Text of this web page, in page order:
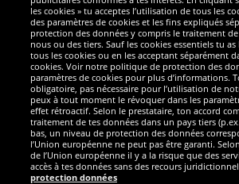
Réseaux sociaux
les cookies » tu acceptes l’utilisation de tous les
des paramètres de cookies et les fins expliqués
protection des données y compris le traitement
nous ou des tiers. Sauf les cookies essentiels tu
tous les cookies ou en les acceptant séparément
cookies. Voir notre politique de protection des
paramètres de cookies pour plus d’informations.
obligatoire, pas nécessaire pour l’utilisation de
peux à tout moment le révoquer dans les
effet rétroactif. Selon le prestataire, ton accord
traitement de tes données dans un pays tiers
bas, un niveau de protection des données
l’Union européenne ne peut pas être garanti.
de l’Union européenne il y a la risque que des
accès à tes données sans des recours
protection données